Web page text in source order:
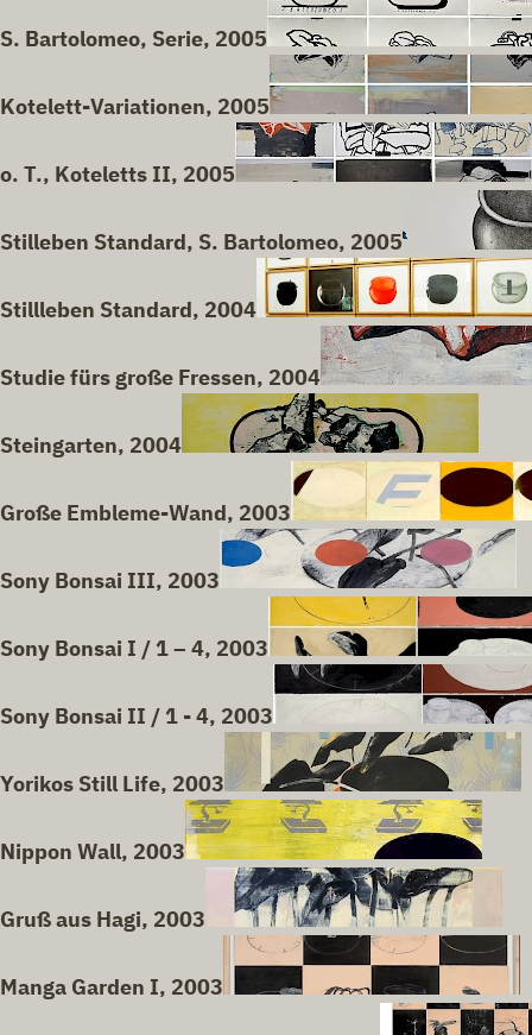
S. Bartolomeo, Serie, 2005
Kotelett-Variationen, 2005
o. T., Koteletts II, 2005
Stilleben Standard, S. Bartolomeo, 2005
Stillleben Standard, 2004
Studie fürs große Fressen, 2004
Steingarten, 2004
Große Embleme-Wand, 2003
Sony Bonsai III, 2003
Sony Bonsai I / 1 – 4, 2003
Sony Bonsai II / 1 - 4, 2003
Yorikos Still Life, 2003
Nippon Wall, 2003
Gruß aus Hagi, 2003
Manga Garden I, 2003